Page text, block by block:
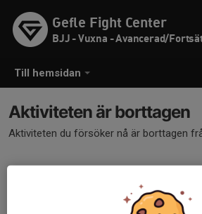
Till hemsidan
Gefle Fight Center
BJJ - Vuxna - Avancerad/
Aktiviteten är borttagen
Aktiviteten du försöker nå är borttagen